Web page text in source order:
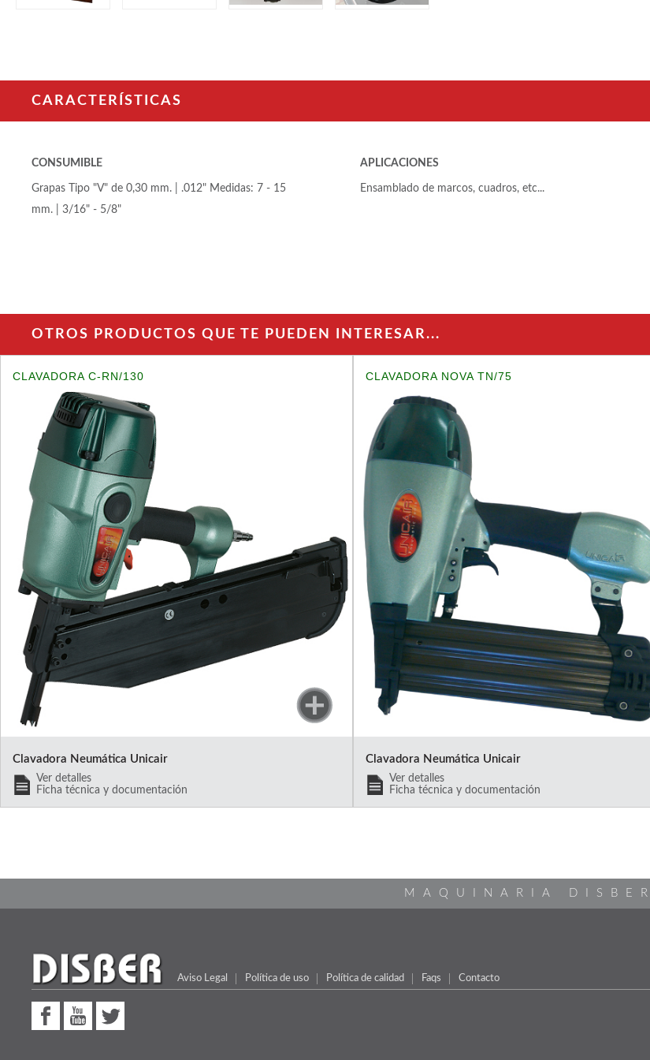
CARACTERÍSTICAS
CONSUMIBLE
Grapas Tipo "V" de 0,30 mm. | .012" Medidas: 7 - 15
mm. | 3/16" - 5/8"
APLICACIONES
Ensamblado de marcos, cuadros, etc...
OTROS PRODUCTOS QUE TE PUEDEN INTERESAR...
CLAVADORA C-RN/130
Clavadora Neumática Unicair
Ver detalles
Ficha técnica y documentación
CLAVADORA NOVA TN/75
Clavadora Neumática Unicair
Ver detalles
Ficha técnica y documentación
MAQUINARIA DISBER
Aviso Legal Política de uso Política de calidad Faqs Contacto